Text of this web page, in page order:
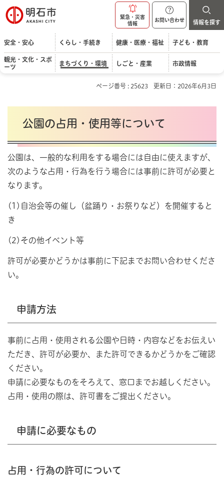
明石市
緊急・災害
情報
お問い合わせ 情報を探す
安全・安心 くらし・手続き 健康・医療・福祉 子ども・教育
観光・文化・スポ
ーツ
まちづくり・環境 しごと・産業 市政情報
ページ番号 : 25623 更新日：2026年6月3日
公園の占用・使用等について
公園は、一般的な利用をする場合には自由に使えますが、
次のような占用・行為を行う場合には事前に許可が必要と
なります。
(1)自治会等の催し（盆踊り・お祭りなど）を開催すると
き
(2)その他イベント等
許可が必要かどうかは事前に下記までお問い合わせくださ
い。
申請方法
事前に占用・使用される公園や日時・内容などをお伝えい
ただき、許可が必要か、また許可できるかどうかをご確認
ください。
申請に必要なものをそろえて、窓口までお越しください。
占用・使用の際は、許可書をご提出ください。
申請に必要なもの
占用・行為の許可について